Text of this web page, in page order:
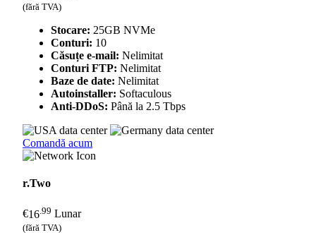
(fără TVA)
Stocare: 25GB NVMe
Conturi: 10
Căsuțe e-mail: Nelimitat
Conturi FTP: Nelimitat
Baze de date: Nelimitat
Autoinstaller: Softaculous
Anti-DDoS: Până la 2.5 Tbps
Comandă acum
r.Two
€16 .99 Lunar
(fără TVA)